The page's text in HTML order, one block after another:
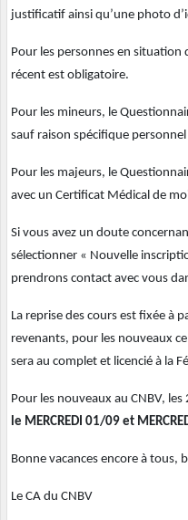
justificatif ainsi qu’une photo
Pour les personnes en situation
récent est obligatoire.
Pour les mineurs, le
sauf raison spécifique
Pour les majeurs, le
avec un Certificat Médical de
Si vous avez un doute
sélectionner « Nouvelle
prendrons contact avec vous
La reprise des cours est fixée à
revenants, pour les nouveaux
sera au complet et licencié à la
Pour les nouveaux au CNBV, les
le MERCREDI 01/09 et
Bonne vacances encore à tous,
Le CA du CNBV